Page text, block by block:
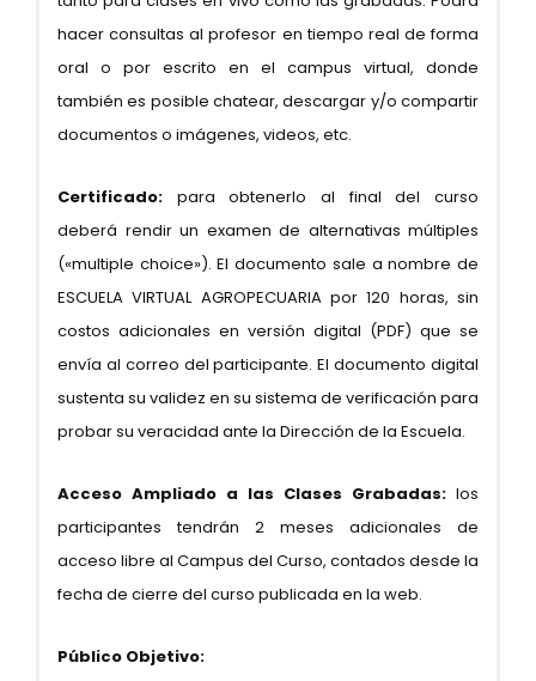
hacer consultas al profesor en tiempo real de forma
oral o por escrito en el campus virtual, donde
también es posible chatear, descargar y/o compartir
documentos o imágenes, videos, etc.
Certificado: para obtenerlo al final del curso
deberá rendir un examen de alternativas múltiples
(«multiple choice»). El documento sale a nombre de
ESCUELA VIRTUAL AGROPECUARIA por 120 horas, sin
costos adicionales en versión digital (PDF) que se
envía al correo del participante. El documento digital
sustenta su validez en su sistema de verificación para
probar su veracidad ante la Dirección de la Escuela.
Acceso Ampliado a las Clases Grabadas: los
participantes tendrán 2 meses adicionales de
acceso libre al Campus del Curso, contados desde la
fecha de cierre del curso publicada en la web.
Público Objetivo: